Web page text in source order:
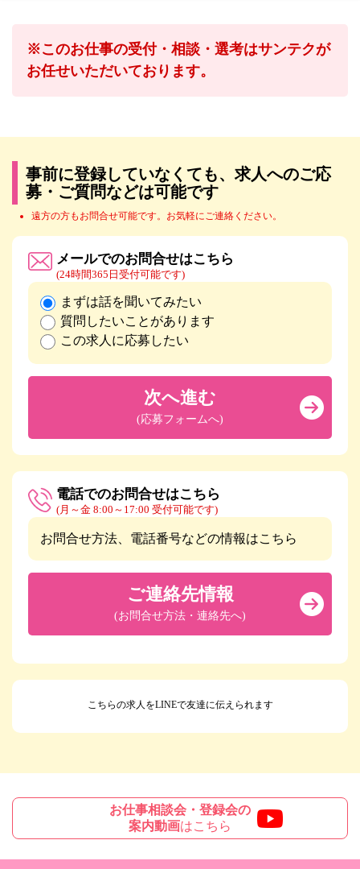
※このお仕事の受付・相談・選考はサンテクが
お任せいただいております。
事前に登録していなくても、求人へのご応
募・ご質問などは可能です
遠方の方もお問合せ可能です。お気軽にご連絡ください。
メールでのお問合せはこちら
(24時間365日受付可能です)
まずは話を聞いてみたい
質問したいことがあります
この求人に応募したい
次へ進む
(応募フォームへ)
電話でのお問合せはこちら
(月～金 8:00～17:00 受付可能です)
お問合せ方法、電話番号などの情報はこちら
ご連絡先情報
(お問合せ方法・連絡先へ)
こちらの求人をLINEで友達に伝えられます
お仕事相談会・登録会の
案内動画はこちら